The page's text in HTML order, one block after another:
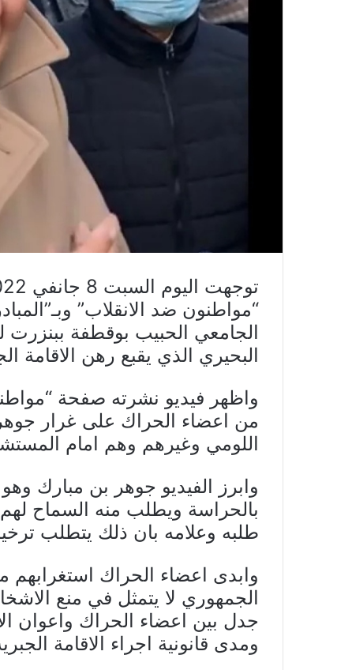
“مواطنون ضد الانقلاب”
الجامعي الحبيب بوقطفة ببنزرت
البحيري الذي يقبع رهن الاقامة
واظهر فيديو نشرته صفحة
من اعضاء الحراك على غرار
اللومي وغيرهم وهم امام
وابرز الفيديو جوهر بن مبارك
بالحراسة ويطلب منه السماح
طلبه وعلامه بان ذلك يتطلب
وابدى اعضاء الحراك استغرابهم
الجمهوري لا يتمثل في منع
جدل بين اعضاء الحراك واعوان
ومدى قانونية اجراء الاقامة